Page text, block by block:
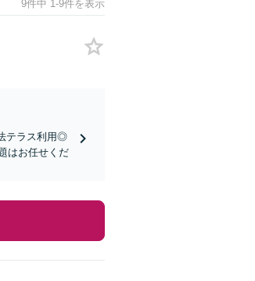
9件中 1-9件を表示
テラス利用◎
はお任せくだ